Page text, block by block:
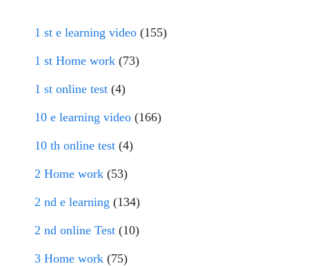
1 st e learning video (155)
1 st Home work (73)
1 st online test (4)
10 e learning video (166)
10 th online test (4)
2 Home work (53)
2 nd e learning (134)
2 nd online Test (10)
3 Home work (75)